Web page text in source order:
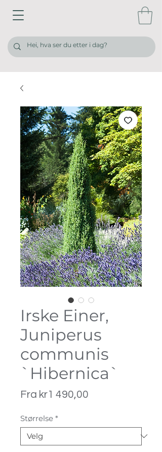
Irske Einer,
Juniperus
communis
`Hibernica`
Fra kr1 490,00
Størrelse *